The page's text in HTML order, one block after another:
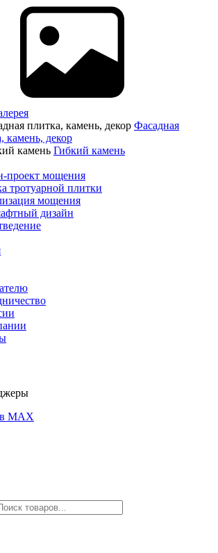
Фасадная
камень, декор
Гибкий камень
проект мощения
тротуарной плитки
мощения
дизайн